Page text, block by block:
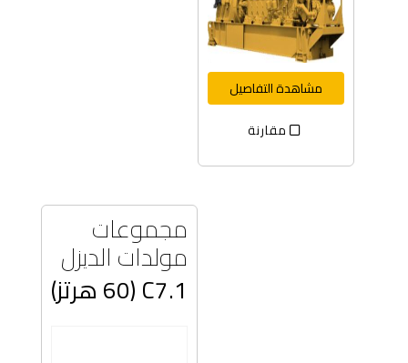
مشاهدة التفاصيل
مقارنة
مجموعات
مولدات الديزل
C7.1 (60 هرتز)